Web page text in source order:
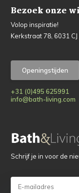
Bezoek onze
Volop inspiratie!
Kerkstraat 78, 6031
Openingstijden
+31 (0)495 625991
info@bath-living.com
Schrijf je in voor de